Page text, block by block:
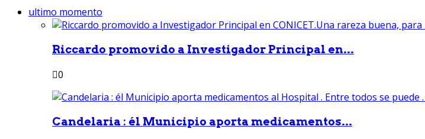
ultimo momento
Riccardo promovido a Investigador Principal en...
0
Candelaria : él Municipio aporta medicamentos...